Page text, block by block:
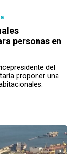
personas en
del
proponer una